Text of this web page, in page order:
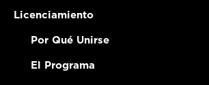
Licenciamiento
Por Qué Unirse
El Programa